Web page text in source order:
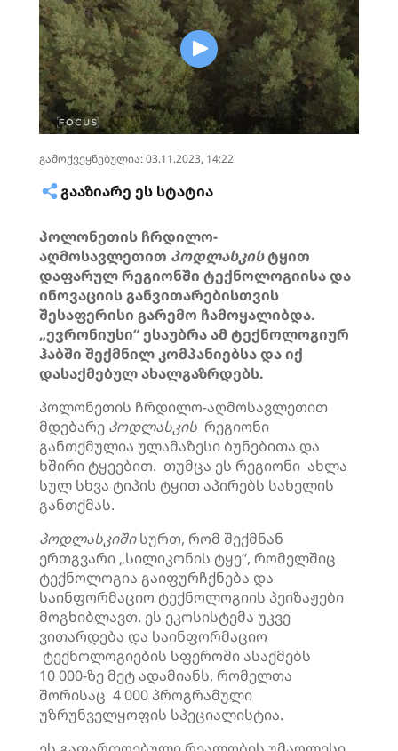
გამოქვეყნებულია: 03.11.2023, 14:22
ᲒᲐᲐᲖᲘᲐᲠᲔ ᲔᲡ ᲡᲢᲐᲢᲘᲐ
პოლონეთის ჩრდილო-
აღმოსავლეთით პოდლასკისტყით
დაფარულ რეგიონში ტექნოლოგიისა და
ინოვაციის განვითარებისთვის
შესაფერისი გარემო ჩამოყალიბდა.
„ევრონიუსი“ ესაუბრა ამ ტექნოლოგიურ
ჰაბში შექმნილ კომპანიებსა და იქ
დასაქმებულ ახალგაზრდებს.
პოლონეთის ჩრდილო-აღმოსავლეთით
მდებარე პოდლასკის რეგიონი
განთქმულია ულამაზესი ბუნებითა და
ხშირი ტყეებით. თუმცა ეს რეგიონი ახლა
სულ სხვა ტიპის ტყით აპირებს სახელის
განთქმას.
პოდლასკიშისურთ, რომ შექმნან
ერთგვარი „სილიკონის ტყე“, რომელშიც
ტექნოლოგია გაიფურჩქნება და
საინფორმაციო ტექნოლოგიის პეიზაჟები
მოგხიბლავთ. ეს ეკოსისტემა უკვე
ვითარდება და საინფორმაციო
ტექნოლოგიების სფეროში ასაქმებს
10 000-ზე მეტ ადამიანს, რომელთა
შორისაც 4 000 პროგრამული
უზრუნველყოფის სპეციალისტია.